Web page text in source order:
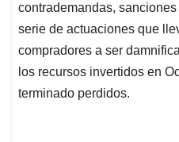
contrademandas,
serie de actuaciones que
compradores a ser
los recursos invertidos en
terminado perdidos.